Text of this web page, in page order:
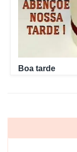
Boa tarde